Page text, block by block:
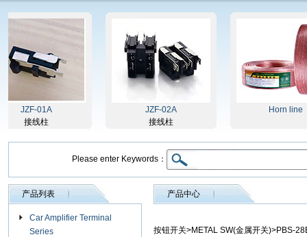
JZF-01A
接线柱
JZF-02A
接线柱
Horn line
Please enter Keywords：
产品列表
Car Amplifier Terminal
Series
产品中心
按钮开关>METAL SW(金属开关)>PBS-